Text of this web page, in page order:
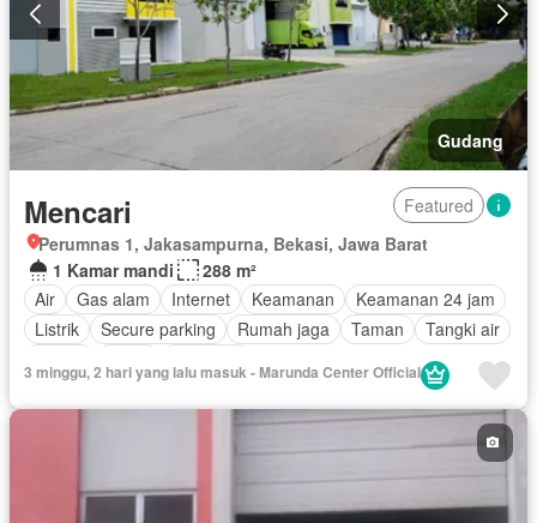
Gudang
Mencari
Featured
Perumnas 1, Jakasampurna, Bekasi, Jawa Barat
1 Kamar mandi
288 m²
Air
Gas alam Internet Keamanan
Keamanan 24 jam
Listrik
Secure parking Rumah jaga Taman
Tangki air
3 minggu, 2 hari yang lalu masuk - Marunda Center Official